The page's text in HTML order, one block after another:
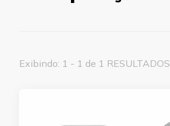
Exibindo: 1 - 1 de 1 RESULTADOS